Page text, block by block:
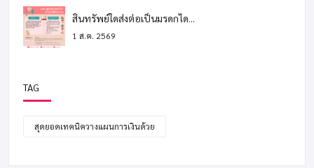
สินทรัพย์ใดส่งต่อเป็นมรดกได...
1 ส.ค. 2569
TAG
สุดยอดเทคนิควางแผนการเงินด้วย